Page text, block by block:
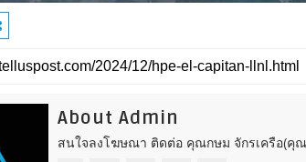
About Admin
สนใจลงโฆษณา ติดต่อ คุณกษม จักรเครือ(คุณ